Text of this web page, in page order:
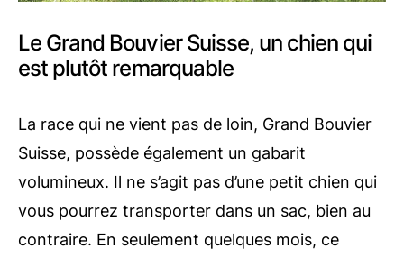
Le Grand Bouvier Suisse, un chien qui
est plutôt remarquable
La race qui ne vient pas de loin, Grand Bouvier
Suisse, possède également un gabarit
volumineux. Il ne s’agit pas d’une petit chien qui
vous pourrez transporter dans un sac, bien au
contraire. En seulement quelques mois, ce